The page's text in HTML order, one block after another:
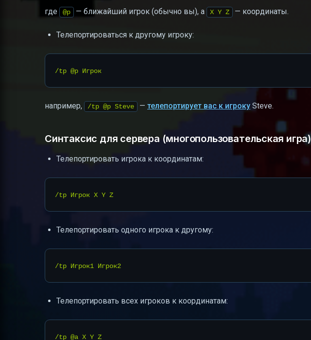
где @p — ближайший игрок (обычно вы), а X Y Z — координаты.
Телепортироваться к другому игроку:
например, /tp @p Steve — телепортирует вас к игроку Steve.
Синтаксис для сервера (многопользовательская игра)
Телепортировать игрока к координатам:
Телепортировать одного игрока к другому:
Телепортировать всех игроков к координатам: